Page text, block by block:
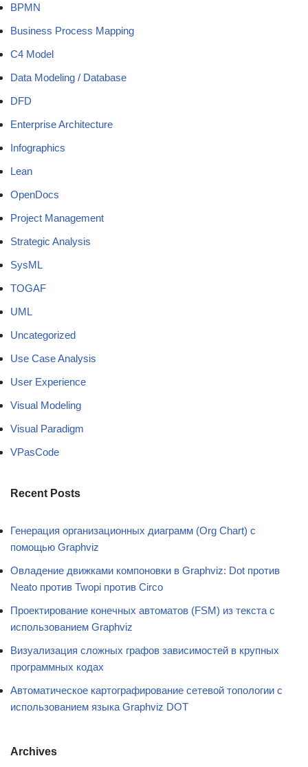
BPMN
Business Process Mapping
C4 Model
Data Modeling / Database
DFD
Enterprise Architecture
Infographics
Lean
OpenDocs
Project Management
Strategic Analysis
SysML
TOGAF
UML
Uncategorized
Use Case Analysis
User Experience
Visual Modeling
Visual Paradigm
VPasCode
Recent Posts
Генерация организационных диаграмм (Org Chart) с
помощью Graphviz
Овладение движками компоновки в Graphviz: Dot против
Neato против Twopi против Circo
Проектирование конечных автоматов (FSM) из текста с
использованием Graphviz
Визуализация сложных графов зависимостей в крупных
программных кодах
Автоматическое картографирование сетевой топологии с
использованием языка Graphviz DOT
Archives